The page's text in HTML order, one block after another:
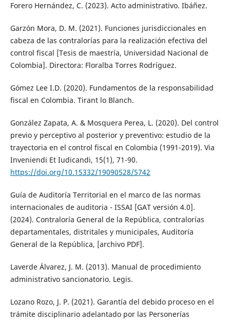
Forero Hernández, C. (2023). Acto administrativo. Ibáñez.
Garzón Mora, D. M. (2021). Funciones jurisdiccionales en
cabeza de las contralorías para la realización efectiva del
control fiscal [Tesis de maestría, Universidad Nacional de
Colombia]. Directora: Floralba Torres Rodríguez.
Gómez Lee I.D. (2020). Fundamentos de la responsabilidad
fiscal en Colombia. Tirant lo Blanch.
González Zapata, A. & Mosquera Perea, L. (2020). Del control
previo y perceptivo al posterior y preventivo: estudio de la
trayectoria en el control fiscal en Colombia (1991-2019). Via
Inveniendi Et Iudicandi, 15(1), 71-90.
https://doi.org/10.15332/19090528/5742
Guía de Auditoría Territorial en el marco de las normas
internacionales de auditoria - ISSAI [GAT versión 4.0].
(2024). Contraloría General de la República, contralorías
departamentales, distritales y municipales, Auditoría
General de la República, [archivo PDF].
Laverde Álvarez, J. M. (2013). Manual de procedimiento
administrativo sancionatorio. Legis.
Lozano Rozo, J. P. (2021). Garantía del debido proceso en el
trámite disciplinario adelantado por las Personerías